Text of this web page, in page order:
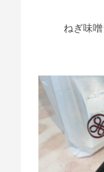
ねぎ味